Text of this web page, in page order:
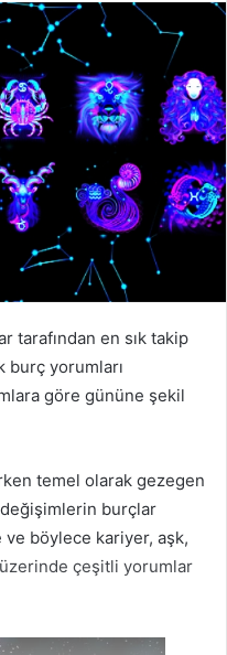
tarafından en sık takip
yorumları
göre gününe şekil
temel olarak gezegen
değişimlerin burçlar
böylece kariyer, aşk,
çeşitli yorumlar